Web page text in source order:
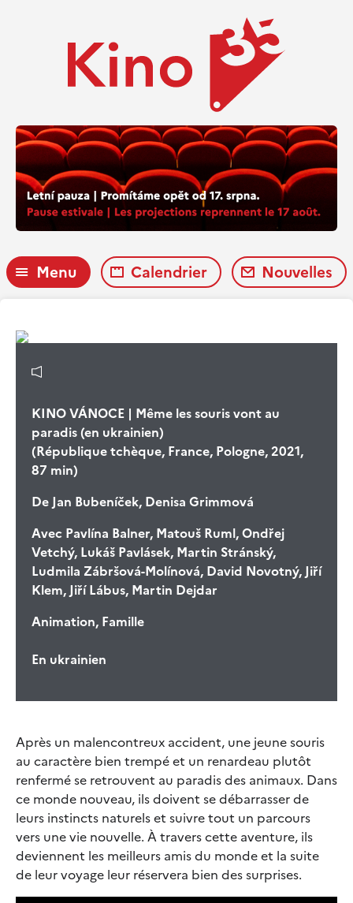
Menu Calendrier Nouvelles
KINO VÁNOCE | Même les souris vont au
paradis (en ukrainien)
(République tchèque, France, Pologne, 2021,
87 min)
De Jan Bubeníček, Denisa Grimmová
Avec Pavlína Balner, Matouš Ruml, Ondřej
Vetchý, Lukáš Pavlásek, Martin Stránský,
Ludmila Zábršová-Molínová, David Novotný, Jiří
Klem, Jiří Lábus, Martin Dejdar
Animation, Famille
En ukrainien
Après un malencontreux accident, une jeune souris
au caractère bien trempé et un renardeau plutôt
renfermé se retrouvent au paradis des animaux. Dans
ce monde nouveau, ils doivent se débarrasser de
leurs instincts naturels et suivre tout un parcours
vers une vie nouvelle. À travers cette aventure, ils
deviennent les meilleurs amis du monde et la suite
de leur voyage leur réservera bien des surprises.